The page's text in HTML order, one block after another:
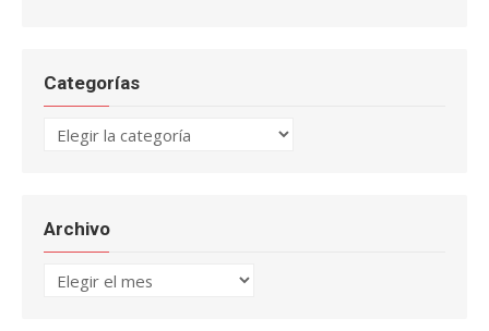
Categorías
Categorías
Archivo
Archivo